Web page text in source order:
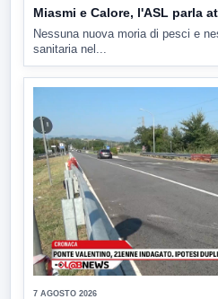
Miasmi e Calore, l'ASL parla
Nessuna nuova moria di pesci e
sanitaria nel...
7 AGOSTO 2026